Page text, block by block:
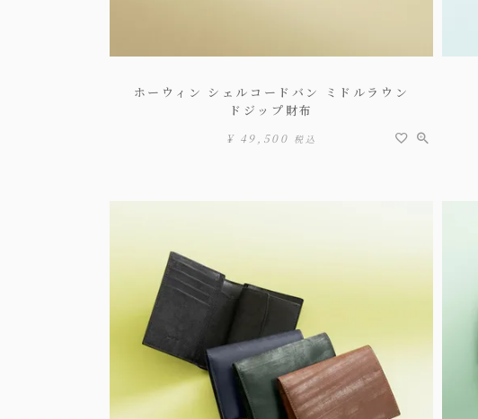
ホーウィン シェルコードバン ミドルラウン
ドジップ財布
¥ 49,500 税込